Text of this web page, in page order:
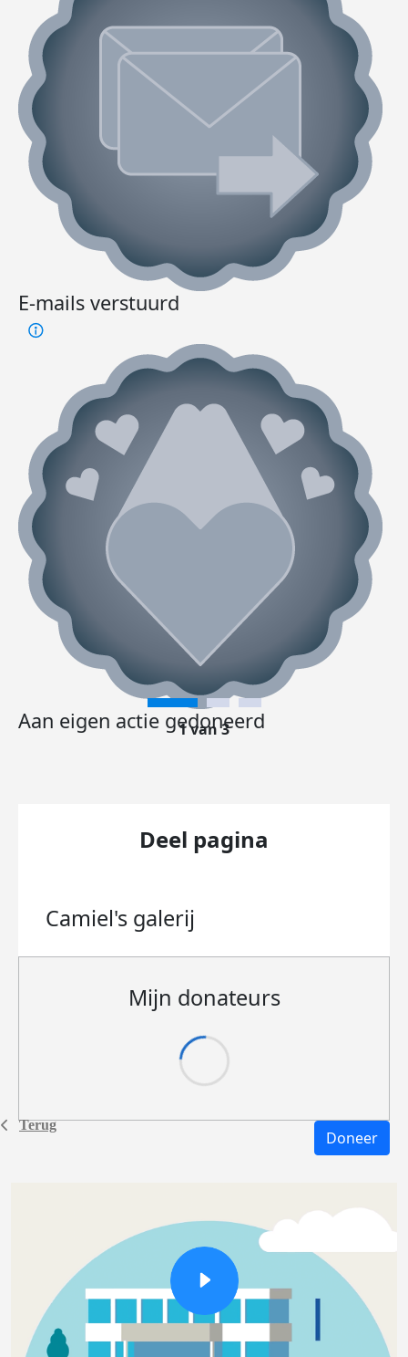
Terug
E-mails verstuurd
Aan eigen actie gedoneerd
1 van 3
Deel pagina
Camiel's galerij
Mijn donateurs
Doneer